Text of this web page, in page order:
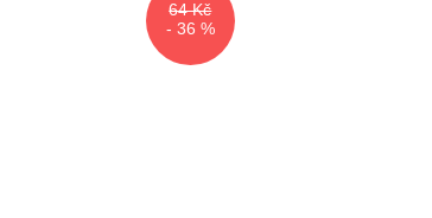
64 Kč
- 36 %